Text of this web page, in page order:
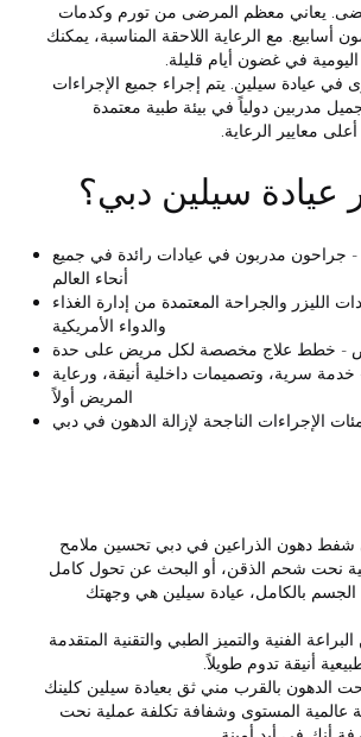
يعاني معظم المرضى من تورم وكدمات
مع الرعاية اللاحقة المناسبة، يمكنك
في غضون أيام قليلة.
في عيادة سيلين. يتم إجراء جميع الإجراءات
مدربين دولياً في بيئة طبية معتمدة
معايير الرعاية.
عيادة سيلين دبي؟
- جراحون مدربون في عيادات رائدة في جميع
أنحاء العالم
الليزر والجراحة المعتمدة من إدارة الغذاء
والدواء الأمريكية
- خطط علاج مخصصة لكل مريض على حدة
سرية، وتصميمات داخلية أنيقة، ورعاية
المريض أولاً
مئات الإجراءات الناجحة لإزالة الدهون في دبي
شفط دهون الذراعين في دبي تحسين ملامح
نحت شحم الذقن، أو البحث عن تحول كامل
بالكامل، عيادة سيلين هي وجهتك
الفنية والتميز الطبي والتقنية المتقدمة
أنيقة تدوم طويلاً.
الدهون بالقرب مني ثق بعيادة سيلين كلينك
عالمية المستوى وشفافة تكلفة عملية نحت